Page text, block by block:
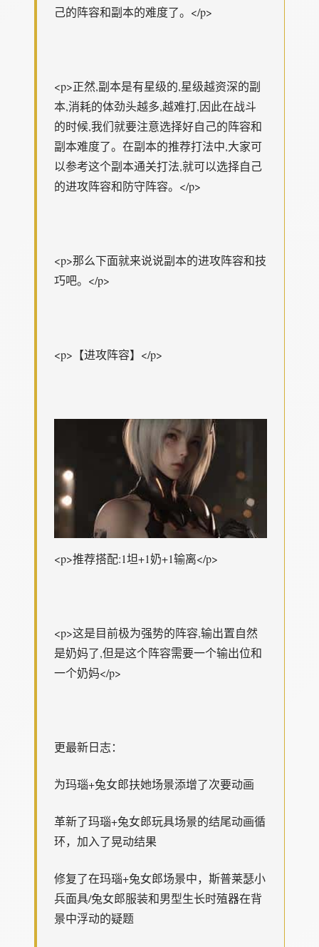
己的阵容和副本的难度了。</p>
<p>正然,副本是有星级的,星级越资深的副
本,消耗的体劲头越多,越难打,因此在战斗
的时候,我们就要注意选择好自己的阵容和
副本难度了。在副本的推荐打法中,大家可
以参考这个副本通关打法,就可以选择自己
的进攻阵容和防守阵容。</p>
<p>那么下面就来说说副本的进攻阵容和技
巧吧。</p>
<p>【进攻阵容】</p>
<p>推荐搭配:1坦+1奶+1输离</p>
<p>这是目前极为强势的阵容,输出置自然
是奶妈了,但是这个阵容需要一个输出位和
一个奶妈</p>
更最新日志：
为玛瑙+兔女郎扶她场景添增了次要动画
革新了玛瑙+兔女郎玩具场景的结尾动画循
环，加入了晃动结果
修复了在玛瑙+兔女郎场景中，斯普莱瑟小
兵面具/兔女郎服装和男型生长时殖器在背
景中浮动的疑题